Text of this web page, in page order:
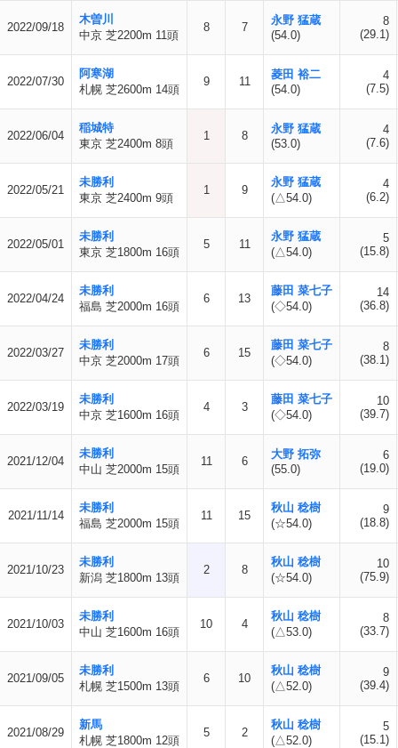
2022/09/18
木曽川
中京 芝2200m 11頭
8 7
永野 猛蔵
(54.0)
8
(29.1)
2022/07/30
阿寒湖
札幌 芝2600m 14頭
9 11
菱田 裕二
(54.0)
4
(7.5)
2022/06/04
稲城特
東京 芝2400m 8頭
1 8
永野 猛蔵
(53.0)
4
(7.6)
2022/05/21
未勝利
東京 芝2400m 9頭
1 9
永野 猛蔵
(△54.0)
4
(6.2)
2022/05/01
未勝利
東京 芝1800m 16頭
5 11
永野 猛蔵
(△54.0)
5
(15.8)
2022/04/24
未勝利
福島 芝2000m 16頭
6 13
藤田 菜七子
(◇54.0)
14
(36.8)
2022/03/27
未勝利
中京 芝2000m 17頭
6 15
藤田 菜七子
(◇54.0)
8
(38.1)
2022/03/19
未勝利
中京 芝1600m 16頭
4 3
藤田 菜七子
(◇54.0)
10
(39.7)
2021/12/04
未勝利
中山 芝2000m 15頭
11 6
大野 拓弥
(55.0)
6
(19.0)
2021/11/14
未勝利
福島 芝2000m 15頭
11 15
秋山 稔樹
(☆54.0)
9
(18.8)
2021/10/23
未勝利
新潟 芝1800m 13頭
2 8
秋山 稔樹
(☆54.0)
10
(75.9)
2021/10/03
未勝利
中山 芝1600m 16頭
10 4
秋山 稔樹
(△53.0)
8
(33.7)
2021/09/05
未勝利
札幌 芝1500m 13頭
6 10
秋山 稔樹
(△52.0)
9
(39.4)
2021/08/29
新馬
札幌 芝1800m 12頭
5 2
秋山 稔樹
(△52.0)
5
(15.1)